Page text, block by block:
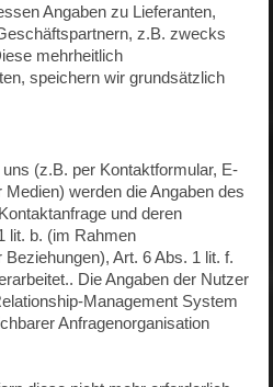
Angaben zu Lieferanten,
z.B. zwecks
mehrheitlich
speichern wir grundsätzlich
(z.B. per Kontaktformular, E-
werden die Angaben des
und deren
lit. b. (im Rahmen
Art. 6 Abs. 1 lit. f.
Die Angaben der Nutzer
Management System
Anfragenorganisation